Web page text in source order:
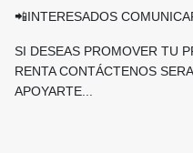
📲INTERESADOS
SI DESEAS PROMOVER TU
RENTA CONTÁCTENOS
APOYARTE...